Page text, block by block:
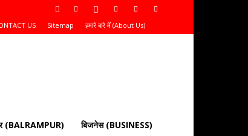
US Sitemap हमारे बारे में (About Us)
(BALRAMPUR) बिजनेस (BUSINESS)